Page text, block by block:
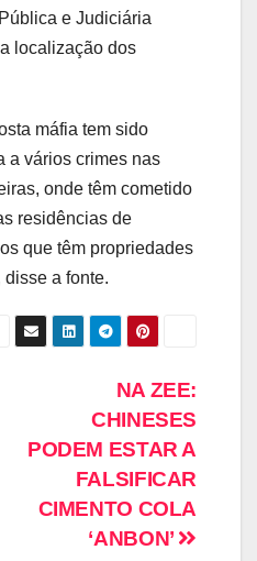
e Judiciária
localização dos
máfia tem sido
a vários crimes nas
onde têm cometido
residências de
que têm propriedades
disse a fonte.
NA ZEE:
CHINESES
PODEM ESTAR A
FALSIFICAR
CIMENTO COLA
‘ANBON’